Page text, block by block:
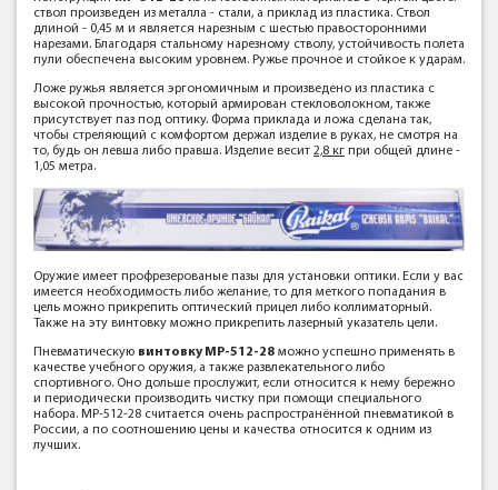
ствол произведен из металла - стали, а приклад из пластика. Ствол
длиной - 0,45 м и является нарезным с шестью правосторонними
нарезами. Благодаря стальному нарезному стволу, устойчивость полета
пули обеспечена высоким уровнем. Ружье прочное и стойкое к ударам.
Ложе ружья является эргономичным и произведено из пластика с
высокой прочностью, который армирован стекловолокном, также
присутствует паз под оптику. Форма приклада и ложа сделана так,
чтобы стреляющий с комфортом держал изделие в руках, не смотря на
то, будь он левша либо правша. Изделие весит 2,8 кг при общей длине -
1,05 метра.
Оружие имеет профрезерованые пазы для установки оптики. Если у вас
имеется необходимость либо желание, то для меткого попадания в
цель можно прикрепить оптический прицел либо коллиматорный.
Также на эту винтовку можно прикрепить лазерный указатель цели.
Пневматическую винтовку МР-512-28 можно успешно применять в
качестве учебного оружия, а также развлекательного либо
спортивного. Оно дольше прослужит, если относится к нему бережно
и периодически производить чистку при помощи специального
набора. МР-512-28 считается очень распространённой пневматикой в
России, а по соотношению цены и качества относится к одним из
лучших.